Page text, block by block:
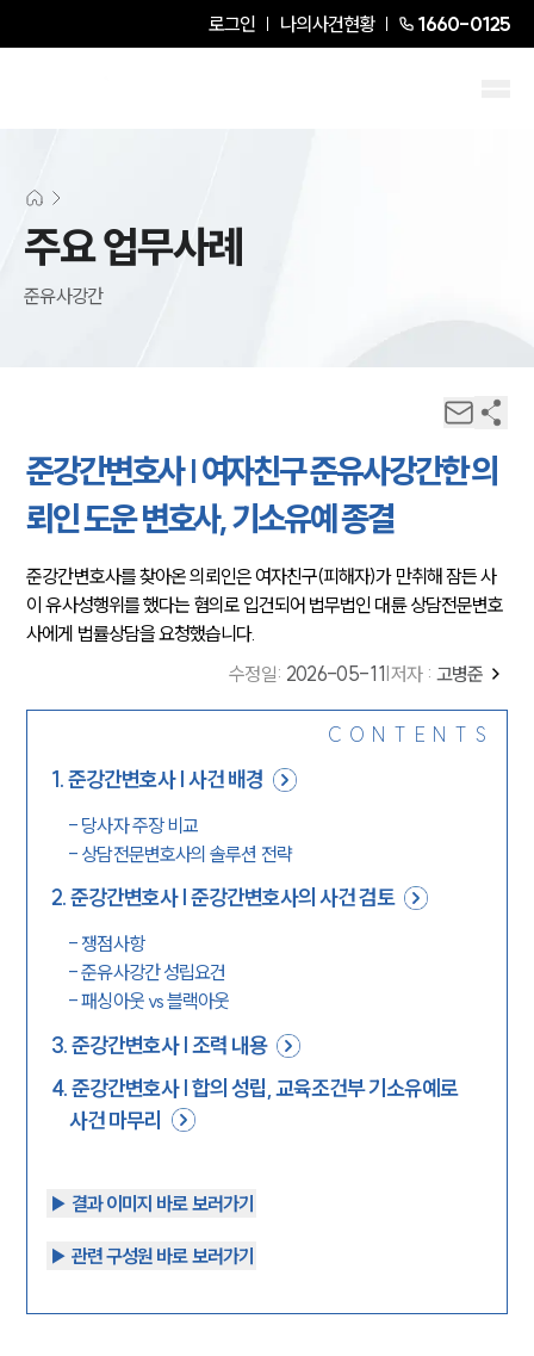
로그인 나의사건현황 1660-0125
주요 업무사례
준유사강간
준강간변호사 | 여자친구 준유사강간한 의
뢰인 도운 변호사, 기소유예 종결
준강간변호사를 찾아온 의뢰인은 여자친구(피해자)가 만취해 잠든 사
이 유사성행위를 했다는 혐의로 입건되어 법무법인 대륜 상담전문변호
사에게 법률상담을 요청했습니다.
수정일: 2026-05-11 저자 : 고병준
CONTENTS
1.준강간변호사 | 사건 배경
- 당사자 주장 비교
- 상담전문변호사의 솔루션 전략
2.준강간변호사 | 준강간변호사의 사건 검토
- 쟁점사항
-준유사강간 성립요건
-패싱아웃 vs 블랙아웃
3.준강간변호사 | 조력 내용
4.준강간변호사 | 합의 성립, 교육조건부 기소유예로
사건 마무리
▶︎ 결과 이미지 바로 보러가기
▶︎ 관련 구성원 바로 보러가기